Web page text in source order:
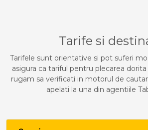
Tarife si
Tarifele sunt orientative si pot suferi
asigura ca tariful pentru plecarea
rugam sa verificati in motorul de
apelati la una din agentiile